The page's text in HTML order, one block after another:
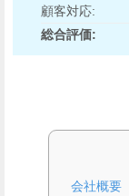
顧客対応:
総合評価:
会社概要